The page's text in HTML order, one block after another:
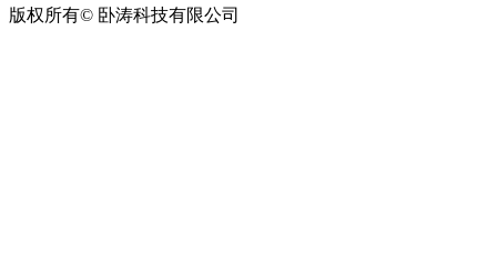
版权所有© 卧涛科技有限公司